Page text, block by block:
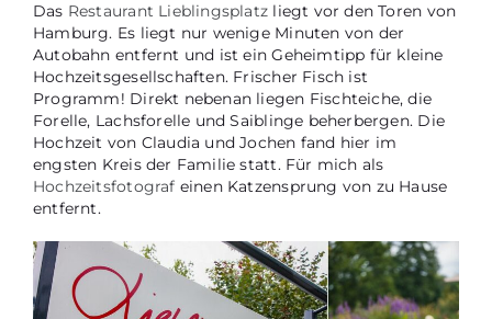
Das Restaurant Lieblingsplatz liegt vor den Toren von
Hamburg. Es liegt nur wenige Minuten von der
Autobahn entfernt und ist ein Geheimtipp für kleine
Hochzeitsgesellschaften. Frischer Fisch ist
Programm! Direkt nebenan liegen Fischteiche, die
Forelle, Lachsforelle und Saiblinge beherbergen. Die
Hochzeit von Claudia und Jochen fand hier im
engsten Kreis der Familie statt. Für mich als
Hochzeitsfotograf einen Katzensprung von zu Hause
entfernt.